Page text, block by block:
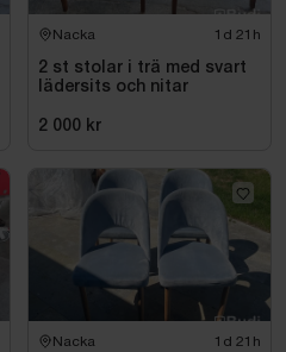
Nacka 1d 21h
2 st stolar i trä med svart
lädersits och nitar
2 000 kr
Nacka 1d 21h